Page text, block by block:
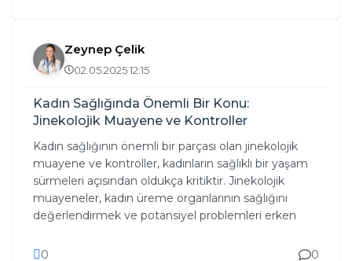
Zeynep Çelik
02.05.2025 12:15
Kadın Sağlığında Önemli Bir Konu:
Jinekolojik Muayene ve Kontroller
Kadın sağlığının önemli bir parçası olan jinekolojik
muayene ve kontroller, kadınların sağlıklı bir yaşam
sürmeleri açısından oldukça kritiktir. Jinekolojik
muayeneler, kadın üreme organlarının sağlığını
değerlendirmek ve potansiyel problemleri erken
0 0